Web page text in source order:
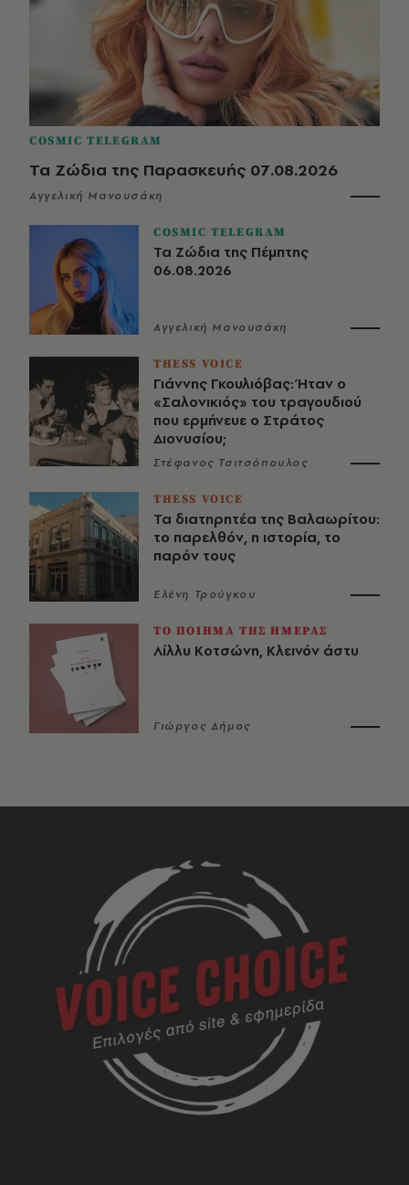
COSMIC TELEGRAM
Τα Ζώδια της Παρασκευής 07.08.2026
Αγγελική Μανουσάκη
COSMIC TELEGRAM
Τα Ζώδια της Πέμπτης
06.08.2026
Αγγελική Μανουσάκη
THESS VOICE
Γιάννης Γκουλιόβας: Ήταν ο
«Σαλονικιός» του τραγουδιού
που ερμήνευε ο Στράτος
Διονυσίου;
Στέφανος Τσιτσόπουλος
THESS VOICE
Τα διατηρητέα της Βαλαωρίτου:
το παρελθόν, η ιστορία, το
παρόν τους
Ελένη Τρούγκου
ΤΟ ΠΟΙΗΜΑ ΤΗΣ ΗΜΕΡΑΣ
Λίλλυ Κοτσώνη, Κλεινόν άστυ
Γιώργος Δήμος